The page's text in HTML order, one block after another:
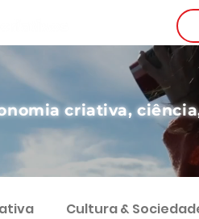
criativa,
Cultura &